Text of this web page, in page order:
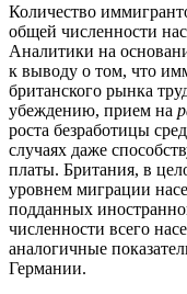
Количество
общей численности
Аналитики на
к выводу о том, что
британского рынка
убеждению, прием на
роста безработицы
случаях даже
платы. Британия, в
уровнем миграции
подданных
численности всего
аналогичные
Германии.